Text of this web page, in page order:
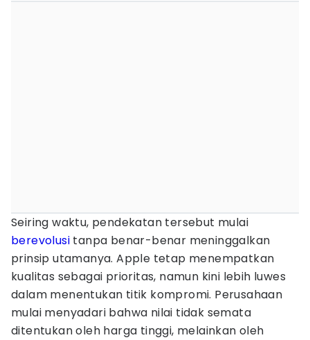
Seiring waktu, pendekatan tersebut mulai
berevolusi tanpa benar-benar meninggalkan
prinsip utamanya. Apple tetap menempatkan
kualitas sebagai prioritas, namun kini lebih luwes
dalam menentukan titik kompromi. Perusahaan
mulai menyadari bahwa nilai tidak semata
ditentukan oleh harga tinggi, melainkan oleh